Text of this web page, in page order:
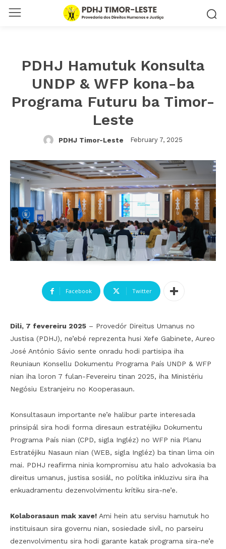
PDHJ Hamutuk Konsulta
UNDP & WFP kona-ba
Programa Futuru ba Timor-
Leste
PDHJ Timor-Leste February 7, 2025
Facebook Twitter
Dili, 7 fevereiru 2025 – Provedór Direitus Umanus no
Justisa (PDHJ), ne’ebé reprezenta husi Xefe Gabinete, Aureo
José António Sávio sente onradu hodi partisipa iha
Reuniaun Konsellu Dokumentu Programa País UNDP & WFP
nian iha loron 7 fulan-Fevereiru tinan 2025, iha Ministériu
Negósiu Estranjeiru no Kooperasaun.
Konsultasaun importante ne’e halibur parte interesada
prinsipál sira hodi forma diresaun estratéjiku Dokumentu
Programa País nian (CPD, sigla Ingléz) no WFP nia Planu
Estratéjiku Nasaun nian (WEB, sigla Ingléz) ba tinan lima oin
mai. PDHJ reafirma ninia kompromisu atu halo advokasia ba
direitus umanus, justisa sosiál, no polítika inkluzivu sira iha
enkuadramentu dezenvolvimentu krítiku sira-ne’e.
Kolaborasaun mak xave! Ami hein atu servisu hamutuk ho
instituisaun sira governu nian, sosiedade sivíl, no parseiru
dezenvolvimentu sira hodi garante katak programa sira-ne’e